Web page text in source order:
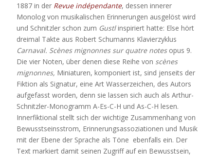
1887 in der Revue indépendante, dessen innerer
Monolog von musikalischen Erinnerungen ausgelöst wird
und Schnitzler schon zum Gustlinspiriert hatte: Else hört
dreimal Takte aus Robert Schumanns Klavierzyklus
Carnaval. Scènes mignonnes sur quatre notesopus 9.
Die vier Noten, über denen diese Reihe von scènes
mignonnes, Miniaturen, komponiert ist, sind jenseits der
Fiktion als Signatur, eine Art Wasserzeichen, des Autors
aufgefasst worden, denn sie lassen sich auch als Arthur-
Schnitzler-Monogramm A-Es-C-H und As-C-H lesen.
Innerfiktional stellt sich der wichtige Zusammenhang von
Bewusstseinsstrom, Erinnerungsassoziationen und Musik
mit der Ebene der Sprache als Töne ebenfalls ein. Der
Text markiert damit seinen Zugriff auf ein Bewusstsein,